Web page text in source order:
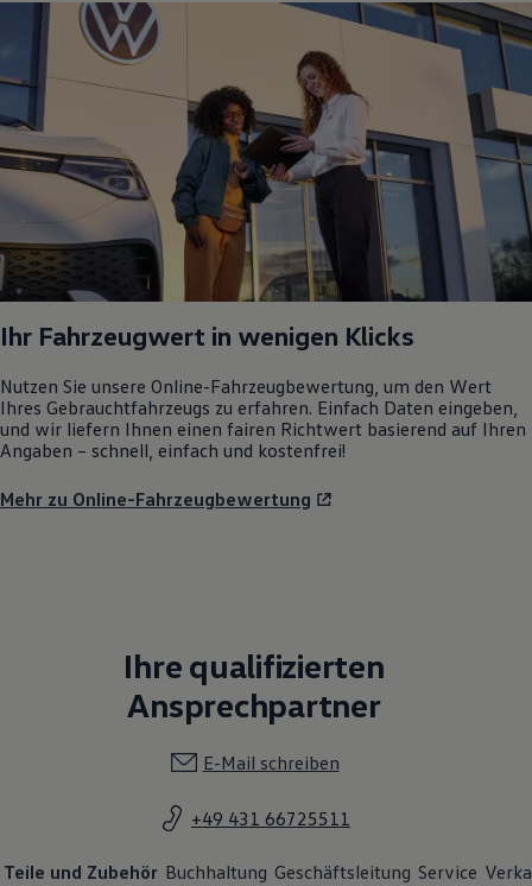
Ihr Fahrzeugwert in wenigen Klicks
Nutzen Sie unsere Online-Fahrzeugbewertung, um den Wert
Ihres Gebrauchtfahrzeugs zu erfahren. Einfach Daten eingeben,
und wir liefern Ihnen einen fairen Richtwert basierend auf Ihren
Angaben – schnell, einfach und kostenfrei!
Mehr zu Online-Fahrzeugbewertung
Ihre qualifizierten
Ansprechpartner
E-Mail schreiben
+49 431 66725511
Teile und Zubehör Buchhaltung Geschäftsleitung Service